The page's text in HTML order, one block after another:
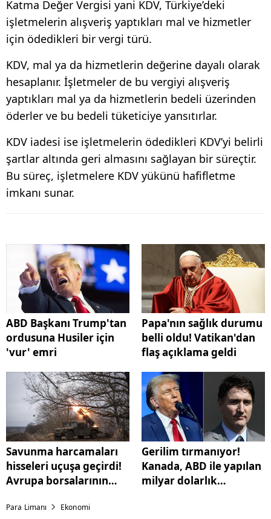
Katma Değer Vergisi yani KDV, Türkiye’deki
işletmelerin alışveriş yaptıkları mal ve hizmetler
için ödedikleri bir vergi türü.
KDV, mal ya da hizmetlerin değerine dayalı olarak
hesaplanır. İşletmeler de bu vergiyi alışveriş
yaptıkları mal ya da hizmetlerin bedeli üzerinden
öderler ve bu bedeli tüketiciye yansıtırlar.
KDV iadesi ise işletmelerin ödedikleri KDV’yi belirli
şartlar altında geri almasını sağlayan bir süreçtir.
Bu süreç, işletmelere KDV yükünü hafifletme
imkanı sunar.
ABD Başkanı Trump'tan
ordusuna Husiler için
'vur' emri
Papa'nın sağlık durumu
belli oldu! Vatikan'dan
flaş açıklama geldi
Savunma harcamaları
hisseleri uçuşa geçirdi!
Avrupa borsalarının
Gerilim tırmanıyor!
Kanada, ABD ile yapılan
milyar dolarlık
Para Limanı Ekonomi